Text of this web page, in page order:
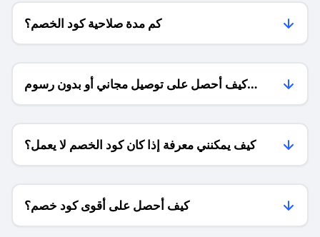
كم مدة صلاحية كود الخصم؟
كيف أحصل على توصيل مجاني أو بدون رسوم
الشحن ؟
كيف يمكنني معرفة إذا كان كود الخصم لا يعمل؟
كيف أحصل على أقوى كود خصم؟